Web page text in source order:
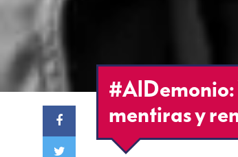
#AlDemonio:
mentiras y